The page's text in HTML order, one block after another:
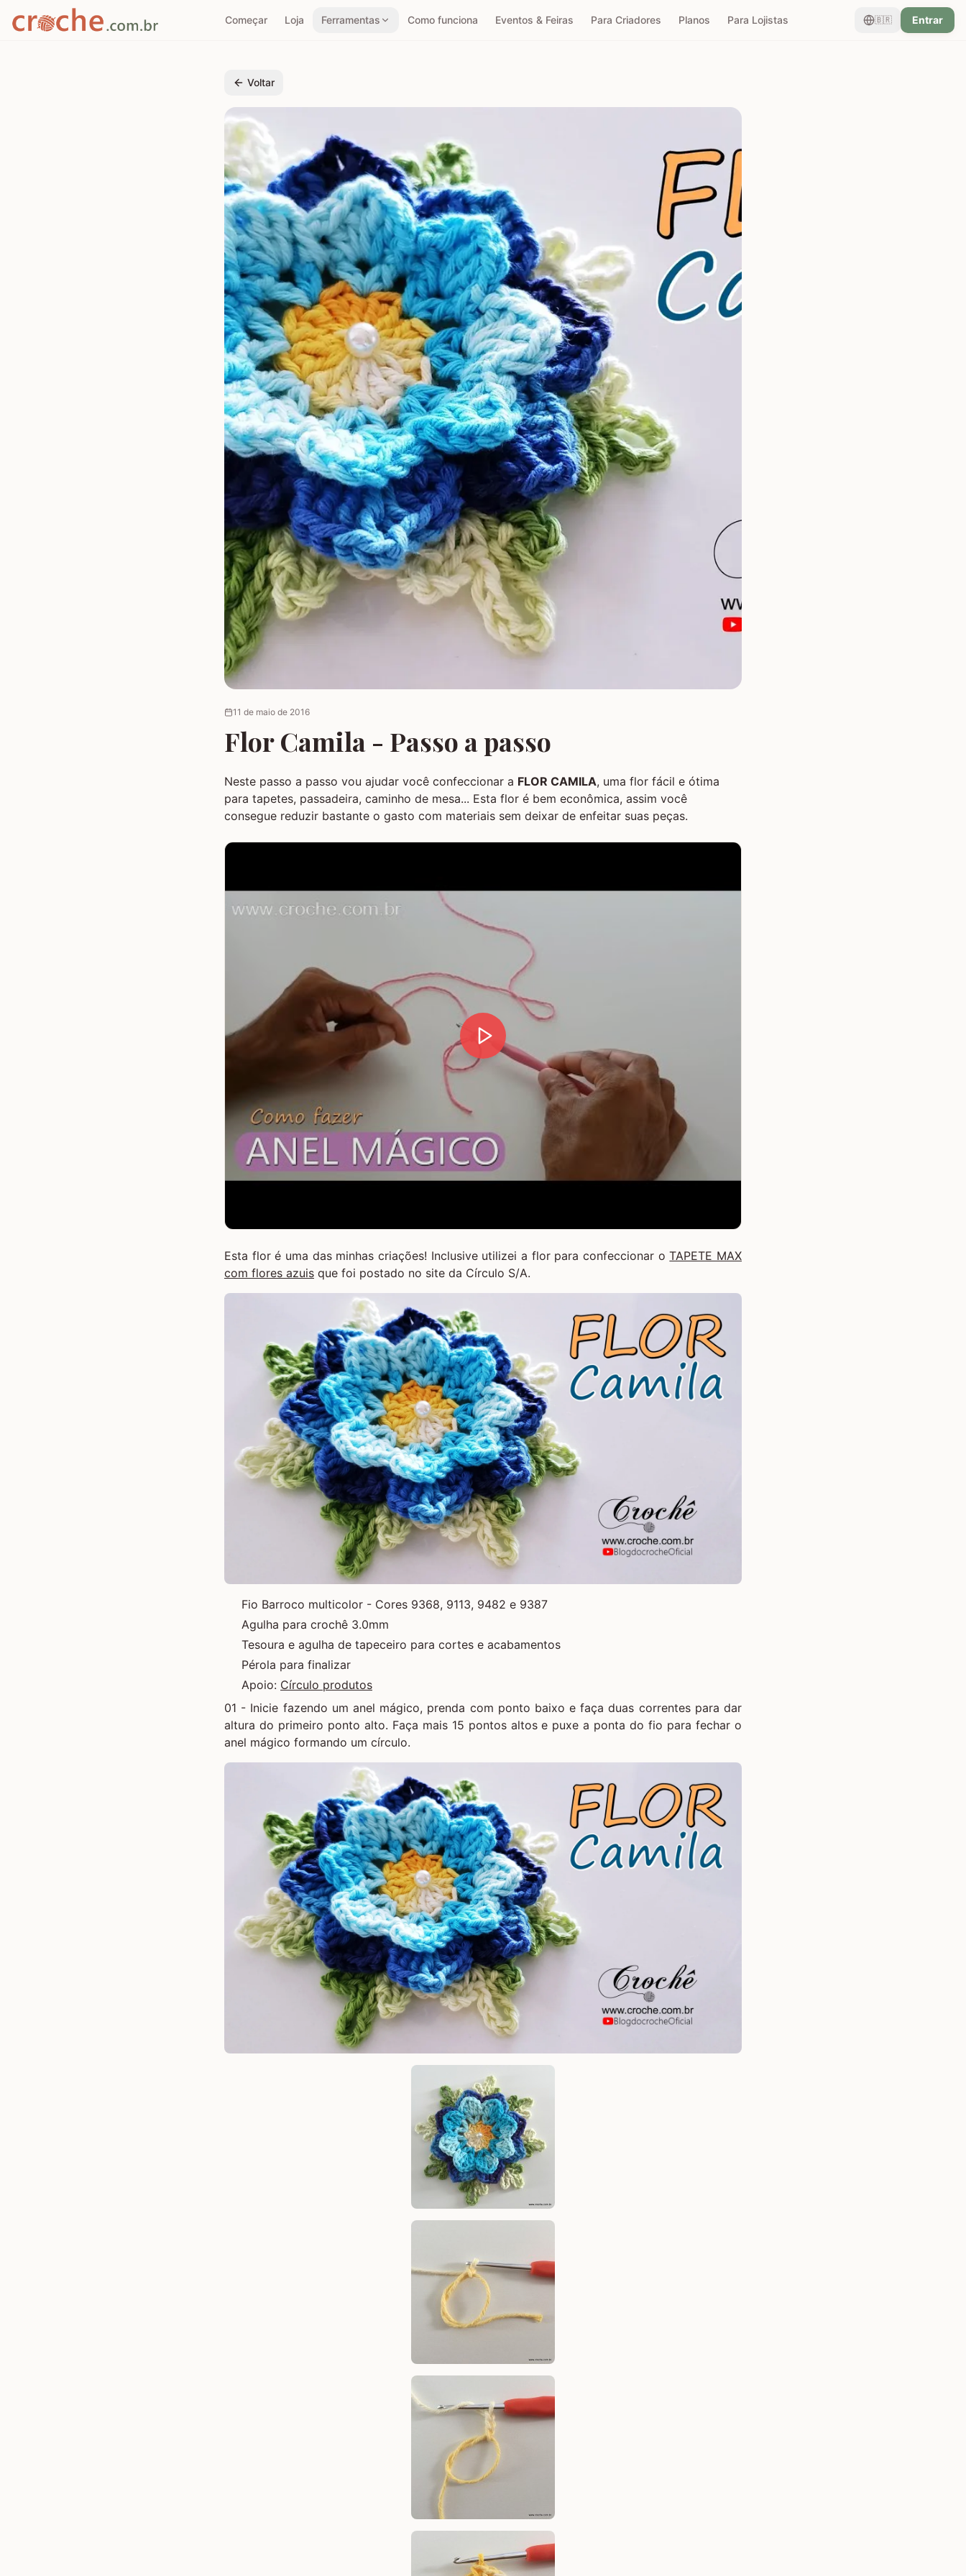
Começar Loja Ferramentas Como funciona Eventos & Feiras Para Criadores Planos Para Lojistas 🇧🇷 Entrar
Voltar
11 de maio de 2016
Flor Camila - Passo a passo
Neste passo a passo vou ajudar você confeccionar a FLOR CAMILA, uma flor fácil e ótima
para tapetes, passadeira, caminho de mesa... Esta flor é bem econômica, assim você
consegue reduzir bastante o gasto com materiais sem deixar de enfeitar suas peças.
Esta flor é uma das minhas criações! Inclusive utilizei a flor para confeccionar oTAPETE MAX
com flores azuis que foi postado no site da Círculo S/A.
Fio Barroco multicolor - Cores 9368, 9113, 9482 e 9387
Agulha para crochê 3.0mm
Tesoura e agulha de tapeceiro para cortes e acabamentos
Pérola para finalizar
Apoio: Círculo produtos
01 - Inicie fazendo um anel mágico, prenda com ponto baixo e faça duas correntes para dar
altura do primeiro ponto alto. Faça mais 15 pontos altos e puxe a ponta do fio para fechar o
anel mágico formando um círculo.